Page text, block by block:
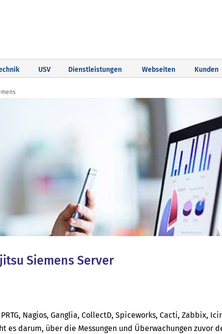
USV Dienstleistungen Webseiten Kunden
Siemens Server
Nagios, Ganglia, CollectD, Spiceworks, Cacti, Zabbix,
es darum, über die Messungen und Überwachungen zuvor